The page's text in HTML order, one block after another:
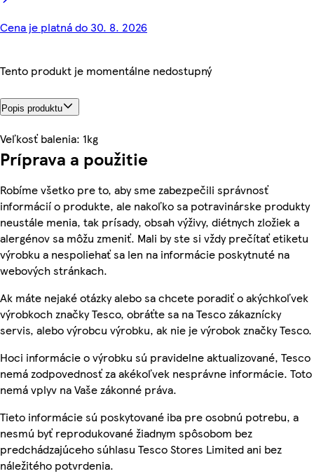
Cena je platná do 30. 8. 2026
Tento produkt je momentálne nedostupný
Popis produktu
Veľkosť balenia: 1kg
Príprava a použitie
Robíme všetko pre to, aby sme zabezpečili správnosť
informácií o produkte, ale nakoľko sa potravinárske produkty
neustále menia, tak prísady, obsah výživy, diétnych zložiek a
alergénov sa môžu zmeniť. Mali by ste si vždy prečítať etiketu
výrobku a nespoliehať sa len na informácie poskytnuté na
webových stránkach.
Ak máte nejaké otázky alebo sa chcete poradiť o akýchkoľvek
výrobkoch značky Tesco, obráťte sa na Tesco zákaznícky
servis, alebo výrobcu výrobku, ak nie je výrobok značky Tesco.
Hoci informácie o výrobku sú pravidelne aktualizované, Tesco
nemá zodpovednosť za akékoľvek nesprávne informácie. Toto
nemá vplyv na Vaše zákonné práva.
Tieto informácie sú poskytované iba pre osobnú potrebu, a
nesmú byť reprodukované žiadnym spôsobom bez
predchádzajúceho súhlasu Tesco Stores Limited ani bez
náležitého potvrdenia.